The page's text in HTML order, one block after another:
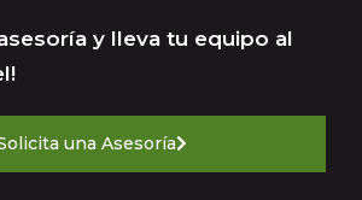
y lleva tu equipo al
una Asesoría